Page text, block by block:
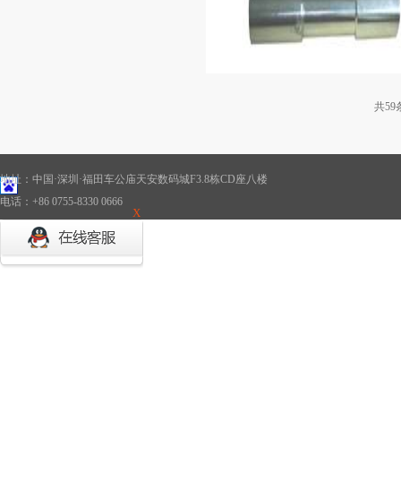
共59
地址：中国·深圳·福田车公庙天安数码城F3.8栋CD座八楼
电话：+86 0755-8330 0666
X